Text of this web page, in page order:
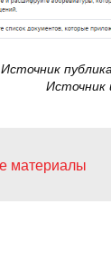
Источник
Источник
материалы